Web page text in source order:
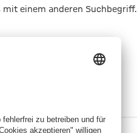
mit einem anderen Suchbegriff.